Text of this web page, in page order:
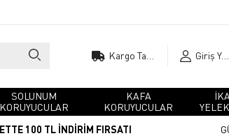
Giriş Yap
SOLUNUM
KORUYUCULAR
KAFA
KORUYUCULAR
100 TL İNDİRİM FIRSATI